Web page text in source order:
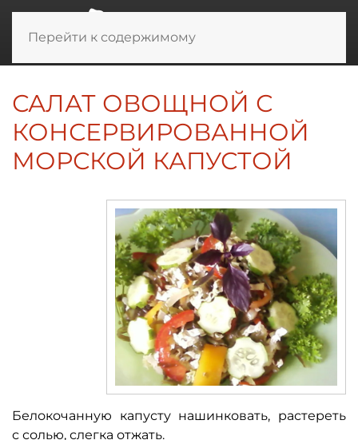
Перейти к содержимому
САЛАТ ОВОЩНОЙ С
КОНСЕРВИРОВАННОЙ
МОРСКОЙ КАПУСТОЙ
Белокочанную капусту нашинковать, растереть
с солью, слегка отжать.